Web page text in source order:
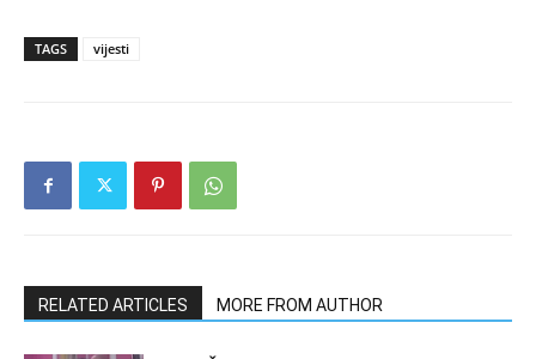
TAGS vijesti
RELATED ARTICLES MORE FROM AUTHOR